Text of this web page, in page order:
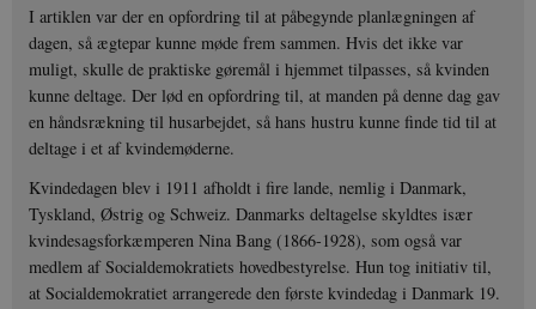
I artiklen var der en opfordring til at påbegynde planlægningen af
dagen, så ægtepar kunne møde frem sammen. Hvis det ikke var
muligt, skulle de praktiske gøremål i hjemmet tilpasses, så kvinden
kunne deltage. Der lød en opfordring til, at manden på denne dag gav
en håndsrækning til husarbejdet, så hans hustru kunne finde tid til at
deltage i et af kvindemøderne.
Kvindedagen blev i 1911 afholdt i fire lande, nemlig i Danmark,
Tyskland, Østrig og Schweiz. Danmarks deltagelse skyldtes især
kvindesagsforkæmperen Nina Bang (1866-1928), som også var
medlem af Socialdemokratiets hovedbestyrelse. Hun tog initiativ til,
at Socialdemokratiet arrangerede den første kvindedag i Danmark 19.